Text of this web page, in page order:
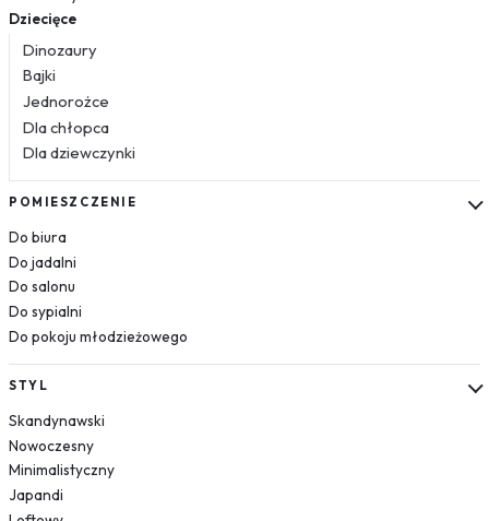
Dziecięce
Dinozaury
Bajki
Jednorożce
Dla chłopca
Dla dziewczynki
Kosmos
Krajobrazy
Góry
Las
Plaża
Wodospad
Pustynia
Jezioro
Morze
Kwiaty
POMIESZCZENIE
Do biura
Do jadalni
Do salonu
Do sypialni
Do pokoju młodzieżowego
STYL
Skandynawski
Nowoczesny
Minimalistyczny
Japandi